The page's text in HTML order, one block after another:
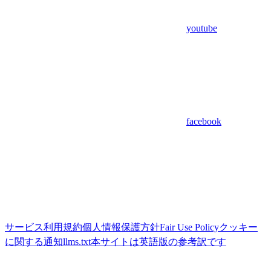
youtube
facebook
サービス利用規約個人情報保護方針Fair Use Policyクッキー
に関する通知llms.txt本サイトは英語版の参考訳です